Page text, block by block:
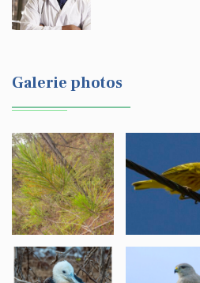
Galerie photos